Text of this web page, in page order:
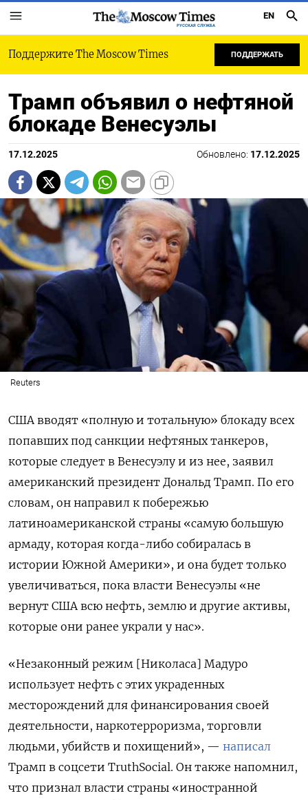
РУССКАЯ СЛУЖБА
EN
Поддержите The Moscow Times ПОДДЕРЖАТЬ
Трамп объявил о нефтяной
блокаде Венесуэлы
17.12.2025 Обновлено: 17.12.2025
Reuters
США вводят «полную и тотальную» блокаду всех
попавших под санкции нефтяных танкеров,
которые следует в Венесуэлу и из нее, заявил
американский президент Дональд Трамп. По его
словам, он направил к побережью
латиноамериканской страны «самую большую
армаду, которая когда-либо собиралась в
истории Южной Америки», и она будет только
увеличиваться, пока власти Венесуэлы «не
вернут США всю нефть, землю и другие активы,
которые они ранее украли у нас».
«Незаконный режим [Николаса] Мадуро
использует нефть с этих украденных
месторождений для финансирования своей
деятельности, наркотерроризма, торговли
людьми, убийств и похищений», — написал
Трамп в соцсети TruthSocial. Он также напомнил,
что признал власти страны «иностранной